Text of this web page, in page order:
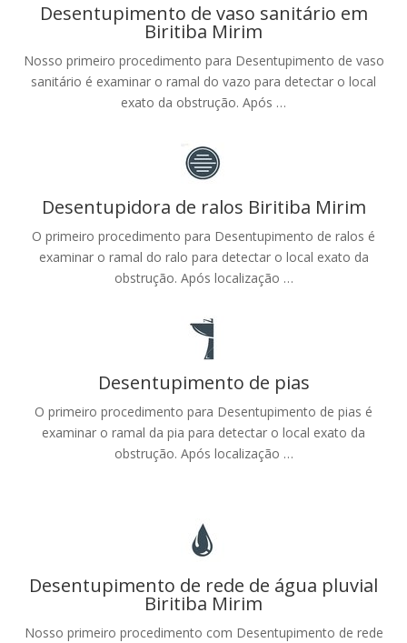
Desentupimento de vaso sanitário em
Biritiba Mirim
Nosso primeiro procedimento para Desentupimento de vaso
sanitário é examinar o ramal do vazo para detectar o local
exato da obstrução. Após …
Desentupidora de ralos Biritiba Mirim
O primeiro procedimento para Desentupimento de ralos é
examinar o ramal do ralo para detectar o local exato da
obstrução. Após localização …
Desentupimento de pias
O primeiro procedimento para Desentupimento de pias é
examinar o ramal da pia para detectar o local exato da
obstrução. Após localização …
Desentupimento de rede de água pluvial
Biritiba Mirim
Nosso primeiro procedimento com Desentupimento de rede